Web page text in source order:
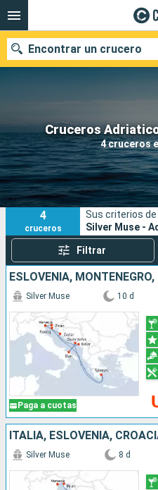
Cruceros
4 cruceros
Encontrar un crucero
Nuestros destinos
Fecha de salida
Puertos
4
cruceros
Sus criterios
Silver Muse -
Filtrar
Paga a cuotas
Silver Muse 10 d
ITALIA, ESLOVENIA,
Silver Muse 8 d